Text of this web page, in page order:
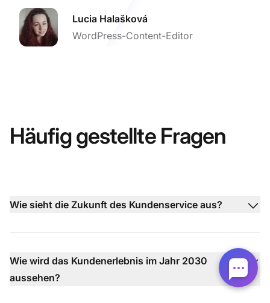
Lucia Halašková
WordPress-Content-Editor
Häufig gestellte Fragen
Wie sieht die Zukunft des Kundenservice aus?
Wie wird das Kundenerlebnis im Jahr 2030
aussehen?